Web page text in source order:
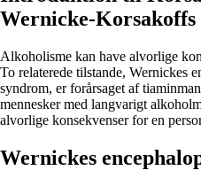
Wernicke-Korsakoffs
Alkoholisme kan have alvorlige
To relaterede tilstande, Wernickes
syndrom, er forårsaget af
mennesker med langvarigt
alvorlige konsekvenser for en
Wernickes